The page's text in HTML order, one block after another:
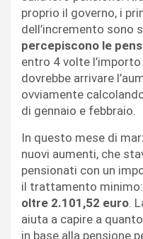
proprio il governo, i
dell’incremento sono
percepiscono le
entro 4 volte
dovrebbe arrivare
ovviamente
di gennaio e febbraio.
In questo mese di
nuovi aumenti, che
pensionati con un
il trattamento minimo:
oltre 2.101,52 euro.
aiuta a capire a
in base alla pensione